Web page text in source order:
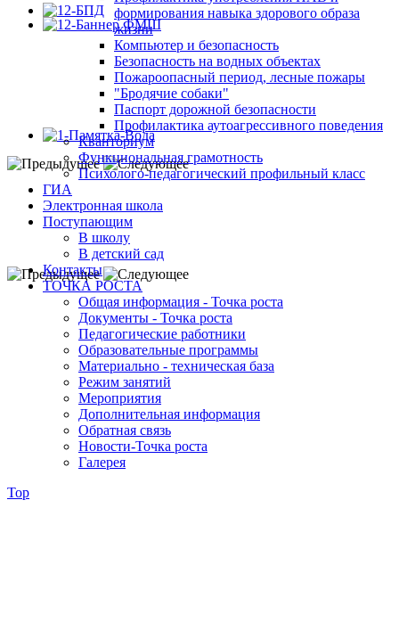
формирования навыка здорового образа
жизни
Компьютер и безопасность
Безопасность на водных объектах
Пожароопасный период, лесные пожары
"Бродячие собаки"
Паспорт дорожной безопасности
Профилактика аутоагрессивного поведения
Кванториум
Функциональная грамотность
Психолого-педагогический профильный класс
ГИА
Электронная школа
Поступающим
В школу
В детский сад
Контакты
ТОЧКА РОСТА
Общая информация - Точка роста
Документы - Точка роста
Педагогические работники
Образовательные программы
Материально - техническая база
Режим занятий
Мероприятия
Дополнительная информация
Обратная связь
Новости-Точка роста
Галерея
Top